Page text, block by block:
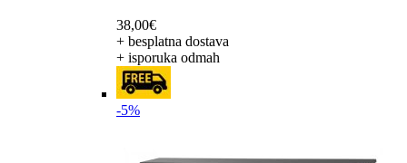
38,00€
+ besplatna dostava
+ isporuka odmah
-5%